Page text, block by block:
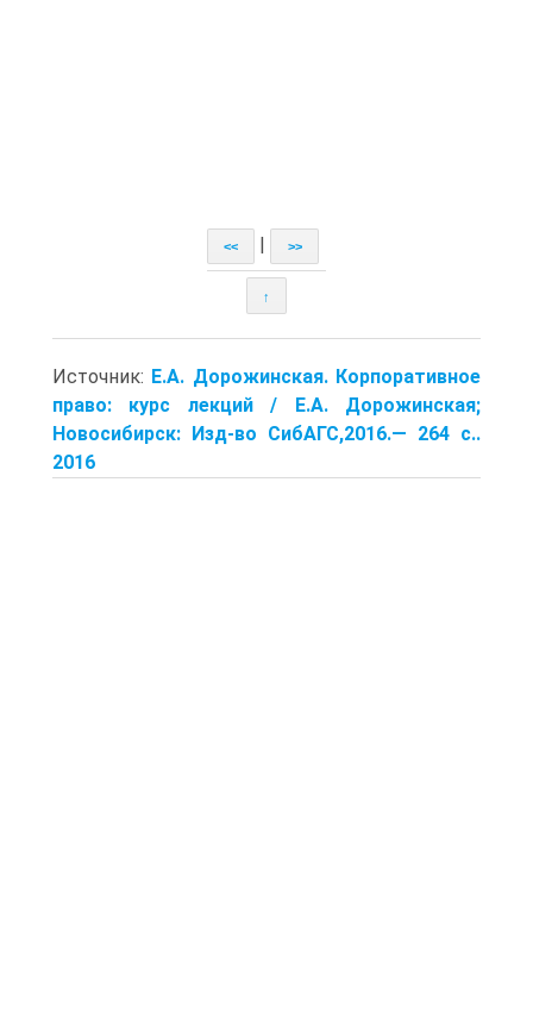
<< >>
↑
Источник: Е.А. Дорожинская. Корпоративное
право: курс лекций / Е.А. Дорожинская;
Новосибирск: Изд-во СибАГС,2016.— 264 с..
2016